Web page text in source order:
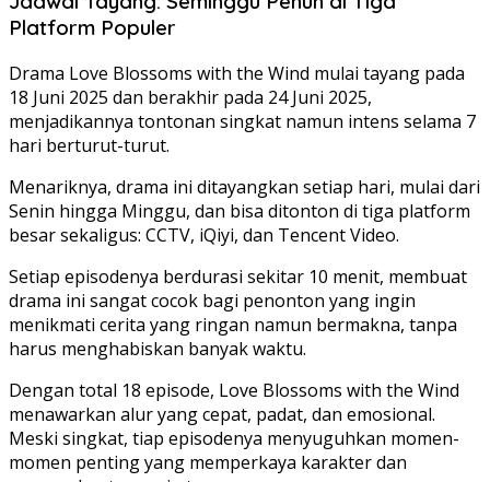
Platform Populer
Drama Love Blossoms with the Wind mulai tayang pada
18 Juni 2025 dan berakhir pada 24 Juni 2025,
menjadikannya tontonan singkat namun intens selama 7
hari berturut-turut.
Menariknya, drama ini ditayangkan setiap hari, mulai dari
Senin hingga Minggu, dan bisa ditonton di tiga platform
besar sekaligus: CCTV, iQiyi, dan Tencent Video.
Setiap episodenya berdurasi sekitar 10 menit, membuat
drama ini sangat cocok bagi penonton yang ingin
menikmati cerita yang ringan namun bermakna, tanpa
harus menghabiskan banyak waktu.
Dengan total 18 episode, Love Blossoms with the Wind
menawarkan alur yang cepat, padat, dan emosional.
Meski singkat, tiap episodenya menyuguhkan momen-
momen penting yang memperkaya karakter dan